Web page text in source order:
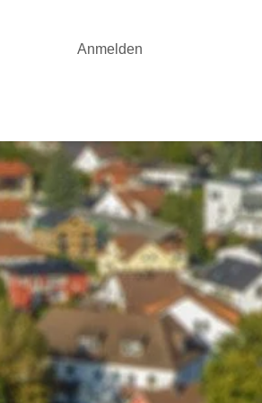
Anmelden